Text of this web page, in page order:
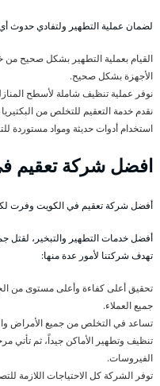
لضمان عملية التطهير ولتفادي حدوث
القيام بعملية التطهير بشكل صحيح من
الأجهزة بشكل صحيح.
نوفر عملية تنظيف شاملة لأسطح
نقدم خدمة التعقيم للتخلص من
استخدام أدوات حديثة ومواد مستوردة
افضل شركة تعقيم
أفضل شركة تعقيم في الكويت وفرت
أفضل خدمات التطهير والتبخير، لقتل
تهدف شركتنا لأمور عدة منها:
تحقيق أعلى كفاءة وأعلى مستوى من
جميع العملاء.
تساعد في التخلص من جميع الأمراض
تنظيف وتطهير الأماكن جيداً، ثم تأتي
الفيروسات.
توفر الشركة كل الاحتياجات اللازمة